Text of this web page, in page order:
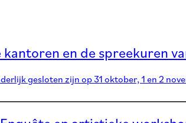
en de spreekuren
gesloten zijn op 31 oktober, 1 en 2